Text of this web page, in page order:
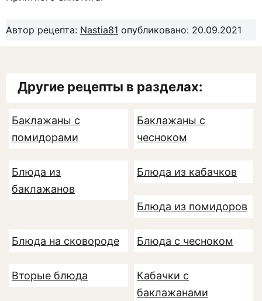
Автор рецепта: Nastia81 опубликовано: 20.09.2021
Другие рецепты в разделах:
Баклажаны с
помидорами
Баклажаны с
чесноком
Блюда из
баклажанов
Блюда из кабачков
Блюда из помидоров
Блюда на сковороде Блюда с чесноком
Вторые блюда
Кабачки с
баклажанами